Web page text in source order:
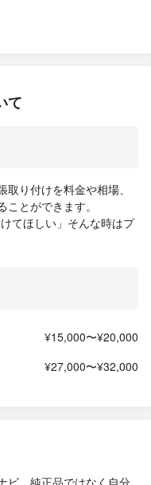
て
り付けを料金や相場、
とができます。
てほしい」そんな時はプ
¥15,000〜¥20,000
¥27,000〜¥32,000